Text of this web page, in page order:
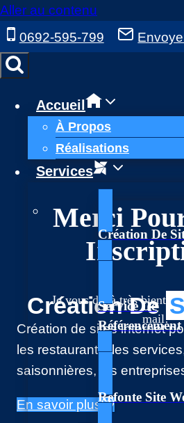
Aller au contenu
0692-595-799
Accueil
À Propos
Réalisations
Services
Création De
Service De
Référencement
Refonte Site
Merci
Je vous dis à très bientôt
mail!
Création De
Création de sites internet
les restaurants, les
saisonnières, les
En savoir plus